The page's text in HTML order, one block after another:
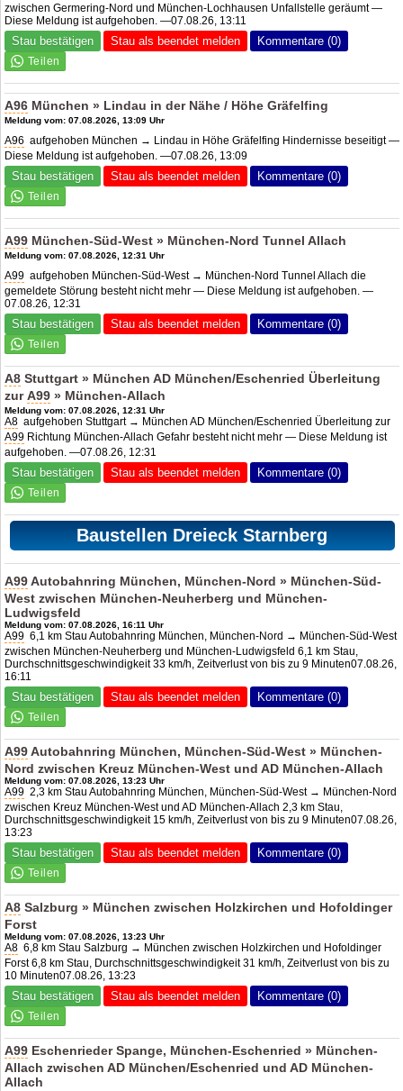
zwischen Germering-Nord und München-Lochhausen Unfallstelle geräumt —
Diese Meldung ist aufgehoben. —07.08.26, 13:11
Stau bestätigen Stau als beendet melden Kommentare (0)
A96 München » Lindau in der Nähe / Höhe Gräfelfing
Meldung vom: 07.08.2026, 13:09 Uhr
A96 aufgehoben München → Lindau in Höhe Gräfelfing Hindernisse beseitigt —
Diese Meldung ist aufgehoben. —07.08.26, 13:09
Stau bestätigen Stau als beendet melden Kommentare (0)
A99 München-Süd-West » München-Nord Tunnel Allach
Meldung vom: 07.08.2026, 12:31 Uhr
A99 aufgehoben München-Süd-West → München-Nord Tunnel Allach die
gemeldete Störung besteht nicht mehr — Diese Meldung ist aufgehoben. —
07.08.26, 12:31
Stau bestätigen Stau als beendet melden Kommentare (0)
A8 Stuttgart » München AD München/Eschenried Überleitung
zurA99 » München-Allach
Meldung vom: 07.08.2026, 12:31 Uhr
A8 aufgehoben Stuttgart → München AD München/Eschenried Überleitung zur
A99 Richtung München-Allach Gefahr besteht nicht mehr — Diese Meldung ist
aufgehoben. —07.08.26, 12:31
Stau bestätigen Stau als beendet melden Kommentare (0)
Baustellen Dreieck Starnberg
A99Autobahnring München, München-Nord » München-Süd-
West zwischen München-Neuherberg und München-
Ludwigsfeld
Meldung vom: 07.08.2026, 16:11 Uhr
A99 6,1 km Stau Autobahnring München, München-Nord → München-Süd-West
zwischen München-Neuherberg und München-Ludwigsfeld 6,1 km Stau,
Durchschnittsgeschwindigkeit 33 km/h, Zeitverlust von bis zu 9 Minuten07.08.26,
16:11
Stau bestätigen Stau als beendet melden Kommentare (0)
A99Autobahnring München, München-Süd-West » München-
Nord zwischen Kreuz München-West undAD München-Allach
Meldung vom: 07.08.2026, 13:23 Uhr
A99 2,3 km Stau Autobahnring München, München-Süd-West → München-Nord
zwischen Kreuz München-West und AD München-Allach 2,3 km Stau,
Durchschnittsgeschwindigkeit 15 km/h, Zeitverlust von bis zu 9 Minuten07.08.26,
13:23
Stau bestätigen Stau als beendet melden Kommentare (0)
A8 Salzburg » München zwischen Holzkirchen und Hofoldinger
Forst
Meldung vom: 07.08.2026, 13:23 Uhr
A8 6,8 km Stau Salzburg → München zwischen Holzkirchen und Hofoldinger
Forst 6,8 km Stau, Durchschnittsgeschwindigkeit 31 km/h, Zeitverlust von bis zu
10 Minuten07.08.26, 13:23
Stau bestätigen Stau als beendet melden Kommentare (0)
A99 Eschenrieder Spange, München-Eschenried » München-
Allach zwischen AD München/Eschenried undAD München-
Allach